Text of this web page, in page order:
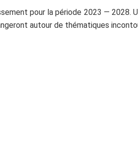
pour la période 2023 —
autour de thématiques